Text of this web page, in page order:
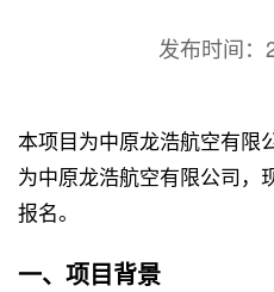
发布时间：
本项目为中原龙浩航空有限
为中原龙浩航空有限公司，
报名。
一、项目背景